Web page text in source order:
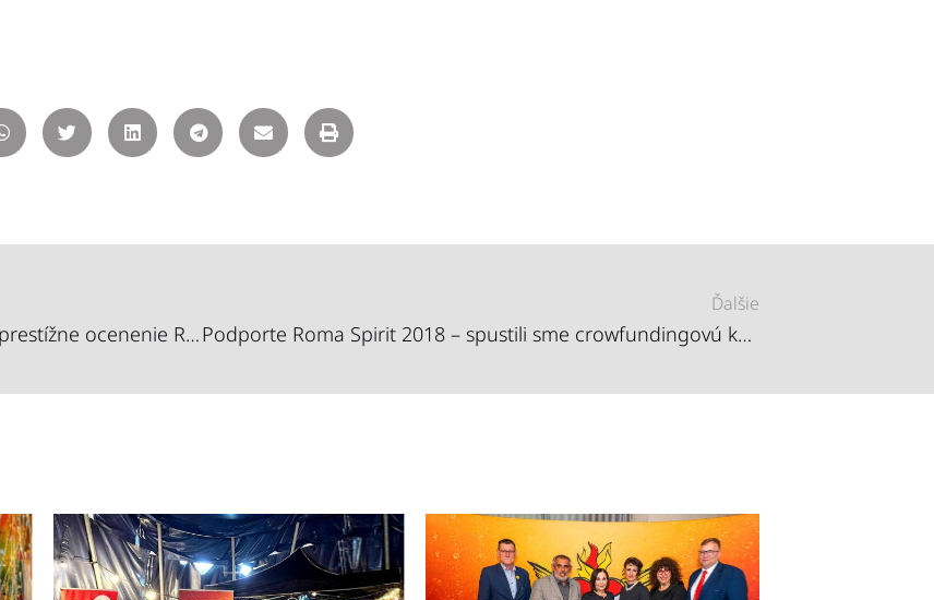
Už len 3 dni zostávajú na nominácie na prestížne ocenenie Roma Spirit 2018!
Ďalšie
Podporte Roma Spirit 2018 – spustili sme crowfundingovú kampaň!